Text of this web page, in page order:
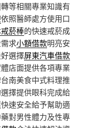
等相關專業知識有
依照醫師處方使用口
菸棒的快速戒菸成
求小額借款明亮安
選擇屏東汽車借款
店面提供各項專業
南美食中式料理推
擇提供眼科完成給
速安全給予幫助適
對男性體力及性專